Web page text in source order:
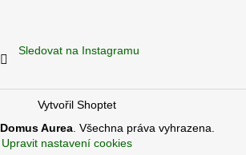
Sledovat na Instagramu
Vytvořil Shoptet
Domus Aurea. Všechna práva vyhrazena.
Upravit nastavení cookies